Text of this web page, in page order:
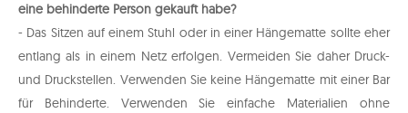
eine behinderte Person gekauft habe?
- Das Sitzen auf einem Stuhl oder in einer Hängematte sollte eher
entlang als in einem Netz erfolgen. Vermeiden Sie daher Druck-
und Druckstellen. Verwenden Sie keine Hängematte mit einer Bar
für Behinderte. Verwenden Sie einfache Materialien ohne